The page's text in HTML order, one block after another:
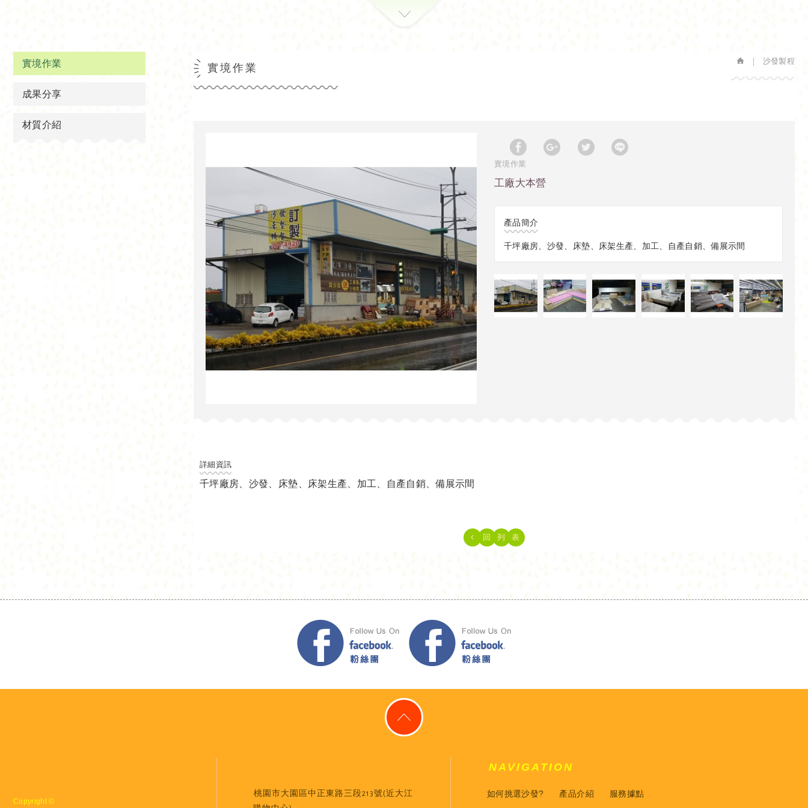
實境作業
成果分享
材質介紹
實境作業
沙發製程
實境作業
工廠大本營
產品簡介
千坪廠房、沙發、床墊、床架生產、加工、自產自銷、備展示間
詳細資訊
千坪廠房、沙發、床墊、床架生產、加工、自產自銷、備展示間
回 列 表
Copyright ©
桃園市大園區中正東路三段213號(近大江
NAVIGATION
如何挑選沙發? 產品介紹 服務據點